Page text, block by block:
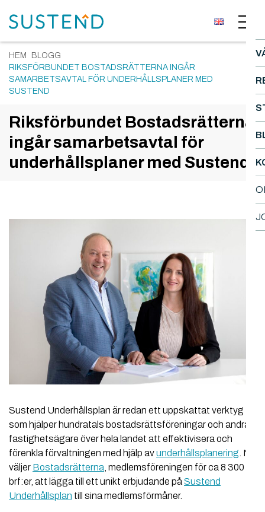
HEM
BLOGG
RIKSFÖRBUNDET BOSTADSRÄTTERNA INGÅR
SAMARBETSAVTAL FÖR UNDERHÅLLSPLANER MED
SUSTEND
Riksförbundet Bostadsrätterna
ingår samarbetsavtal för
underhållsplaner med Sustend
Sustend Underhållsplan är redan ett uppskattat verktyg
som hjälper hundratals bostadsrättsföreningar och andra
fastighetsägare över hela landet att effektivisera och
förenkla förvaltningen med hjälp avunderhållsplanering . Nu
väljer Bostadsrätterna , medlemsföreningen för ca 8 300
brf:er, att lägga till ett unikt erbjudande på Sustend
Underhållsplan till sina medlemsförmåner.